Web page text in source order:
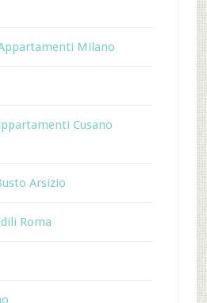
Milano
Cusano
Arsizio
Roma